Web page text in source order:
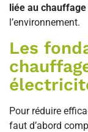
liée au chauffage
l’environnement.
Les
Pour réduire
faut d’abord